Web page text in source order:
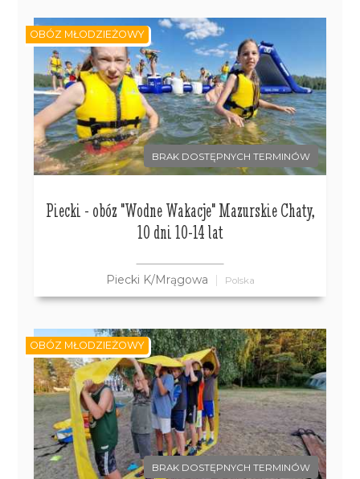
BRAK DOSTĘPNYCH TERMINÓW
Piecki - obóz "Wodne Wakacje" Mazurskie Chaty,
10 dni 10-14 lat
Piecki K/Mrągowa Polska
OBÓZ MŁODZIEŻOWY
BRAK DOSTĘPNYCH TERMINÓW
OBÓZ MŁODZIEŻOWY